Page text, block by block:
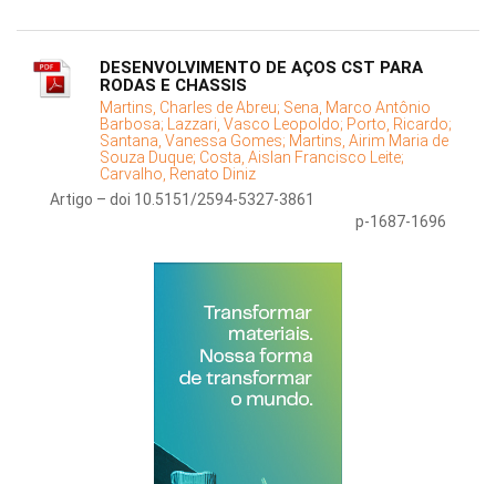
DESENVOLVIMENTO DE AÇOS CST PARA
RODAS E CHASSIS
Martins, Charles de Abreu; Sena, Marco Antônio
Barbosa; Lazzari, Vasco Leopoldo; Porto, Ricardo;
Santana, Vanessa Gomes; Martins, Airim Maria de
Souza Duque; Costa, Aislan Francisco Leite;
Carvalho, Renato Diniz
Artigo – doi 10.5151/2594-5327-3861
p-1687-1696